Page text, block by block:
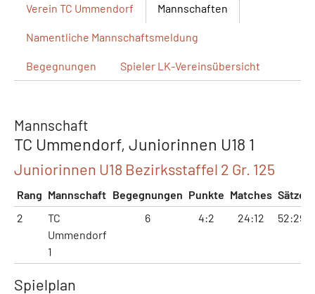
Verein TC Ummendorf Mannschaften
Namentliche Mannschaftsmeldung
Begegnungen Spieler LK-Vereinsübersicht
Mannschaft
TC Ummendorf, Juniorinnen U18 1
Juniorinnen U18 Bezirksstaffel 2 Gr. 125
Rang Mannschaft Begegnungen Punkte Matches Sätze
2
TC
Ummendorf
1
6 4:2 24:12 52:29
Spielplan